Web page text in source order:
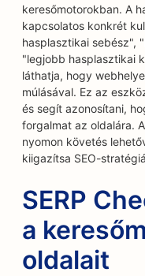
keresőmotorokban. A
kapcsolatos konkrét
hasplasztikai sebész",
"legjobb hasplasztikai
láthatja, hogy
múlásával. Ez az
és segít azonosítani,
forgalmat az oldalára.
nyomon követés
kiigazítsa SEO-
SERP
a
oldalait